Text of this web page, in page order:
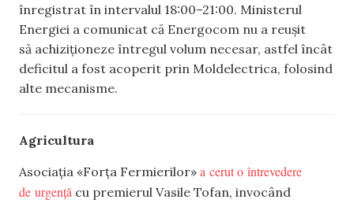
înregistrat în intervalul 18:00–21:00. Ministerul
Energiei a comunicat că Energocom nu a reușit
să achiziționeze întregul volum necesar, astfel încât
deficitul a fost acoperit prin Moldelectrica, folosind
alte mecanisme.
Agricultura
Asociația «Forța Fermierilor» a cerut o întrevedere
de urgență cu premierul Vasile Tofan, invocând